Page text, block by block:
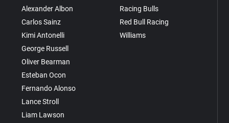
Alexander Albon
Carlos Sainz
Kimi Antonelli
George Russell
Oliver Bearman
Esteban Ocon
Fernando Alonso
Lance Stroll
Liam Lawson
Racing Bulls
Red Bull Racing
Williams